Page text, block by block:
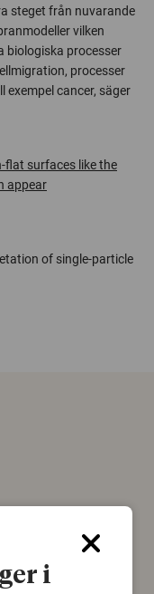
steget från nuvarande
vilken
biologiska processer
processer
cancer, säger
flat surfaces like the
appear
of single-particle
på rysk
i